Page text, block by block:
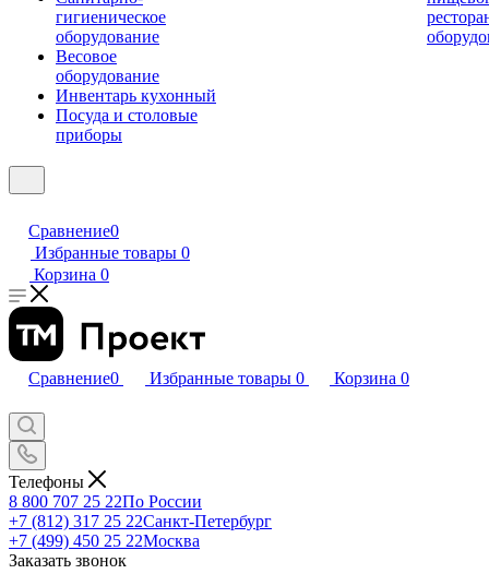
гигиеническое
оборудование
Весовое
оборудование
Инвентарь кухонный
Посуда и столовые
приборы
Сравнение0
Избранные товары 0
Корзина 0
Сравнение0 Избранные товары 0 Корзина 0
Телефоны
8 800 707 25 22По России
+7 (812) 317 25 22Санкт-Петербург
+7 (499) 450 25 22Москва
Заказать звонок